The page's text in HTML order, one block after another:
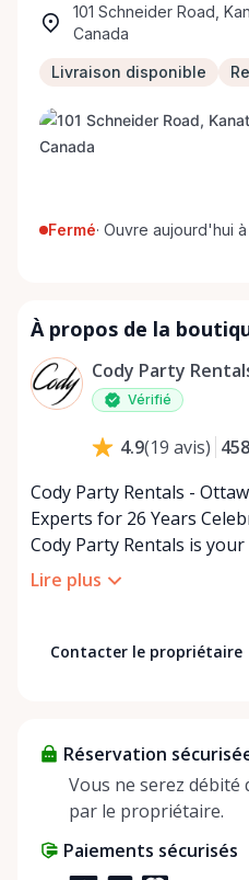
101 Schneider Road,
Canada
Livraison disponible
Fermé· Ouvre aujourd'hui
Mercredi
Jeudi
Vendredi
Dimanche
À propos de la
Cody Party
Vérifié
4.9(19 avis) 458
Cody Party Rentals -
Experts for 26 Years Celebrating 26 years in Ottawa,
Cody Party Rentals is
things party and event rentals. We’re proud
partner of Rent
At Cody Party Rentals,
sharing—giving others
helping people enjoy
positive impact on the environment.
share instead of buy,
Lire plus
Contacter le propriétaire
Réservation
Vous ne serez débité
par le propriétaire.
Paiements sécurisés